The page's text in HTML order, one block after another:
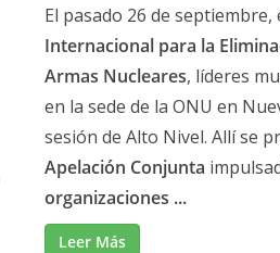
El pasado 26 de septiembre,
Internacional para la
Armas Nucleares, líderes
en la sede de la ONU en
sesión de Alto Nivel. Allí se
Apelación Conjunta
organizaciones ...
Leer Más